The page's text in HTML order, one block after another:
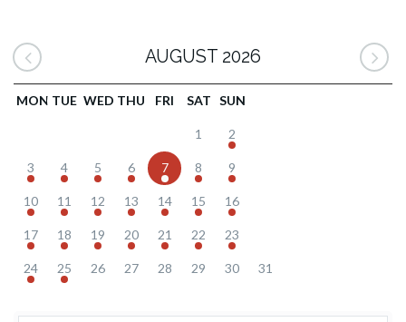
AUGUST 2026
MON TUE WED THU FRI SAT SUN
1 2
3 4 5 6 7 8 9
10 11 12 13 14 15 16
17 18 19 20 21 22 23
24 25 26 27 28 29 30 31